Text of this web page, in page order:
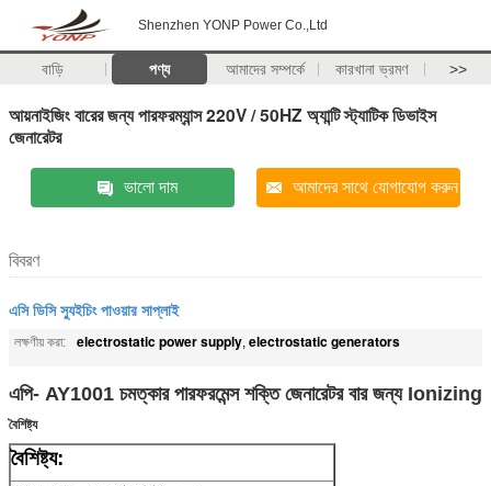
Shenzhen YONP Power Co.,Ltd
বাড়ি পণ্য আমাদের সম্পর্কে কারখানা ভ্রমণ >>
আয়নাইজিং বারের জন্য পারফরম্যান্স 220V / 50HZ অ্যান্টি স্ট্যাটিক ডিভাইস
জেনারেটর
ভালো দাম আমাদের সাথে যোগাযোগ করুন
বিবরণ
এসি ডিসি স্যুইচিং পাওয়ার সাপ্লাই
লক্ষণীয় করা: electrostatic power supply, electrostatic generators
এপি- AY1001 চমত্কার পারফরমেন্স শক্তি জেনারেটর বার জন্য Ionizing
বৈশিষ্ট্য
বৈশিষ্ট্য: